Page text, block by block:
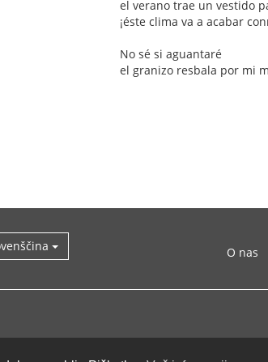
el verano trae un vestido
¡éste clima va a acabar
No sé si aguantaré
el granizo resbala por mi
O nas